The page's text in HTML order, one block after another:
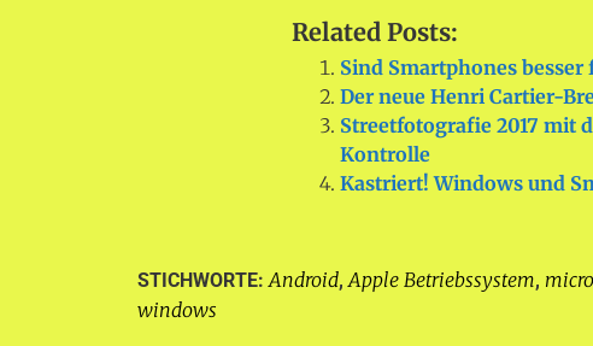
Related Posts:
Sind Smartphones
Der neue Henri Cartier-
Streetfotografie 2017 mit
Kontrolle
Kastriert! Windows und
STICHWORTE:Android,Apple Betriebssystem,
windows